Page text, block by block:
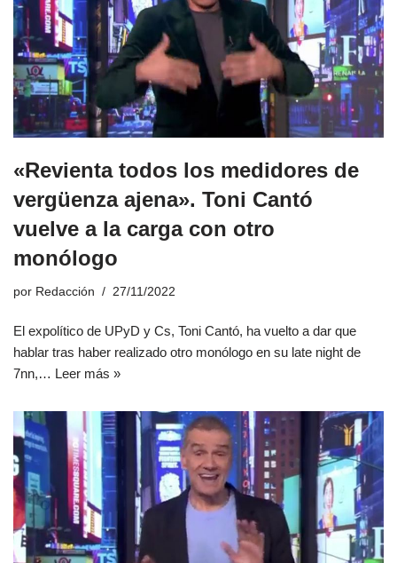
«Revienta todos los medidores de
vergüenza ajena». Toni Cantó
vuelve a la carga con otro
monólogo
por Redacción 27/11/2022
El expolítico de UPyD y Cs, Toni Cantó, ha vuelto a dar que
hablar tras haber realizado otro monólogo en su late night de
7nn,… Leer más »